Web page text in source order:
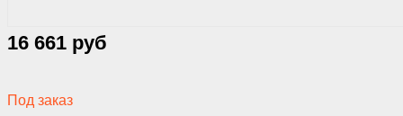
16 661 руб
Под заказ